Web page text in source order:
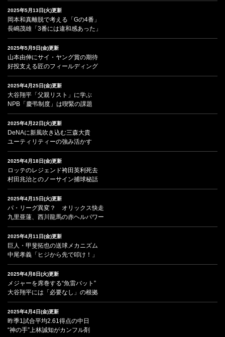
2025年5月13日(火)更新
岡本和真離脱で考える「Gの4番」
長嶋茂雄「3番には違和感あった」
2025年5月9日(金)更新
山本由伸にサイ・ヤング賞の期待
好投支える匠のフィールディング
2025年4月25日(金)更新
大谷翔平「父親リスト」に学ぶ
NPB「慶弔制度」は喫緊の課題
2025年4月22日(火)更新
DeNAに新風吹き込む三森大貴
ユーティリティーの強み活かす
2025年4月18日(金)更新
ロッテのレジェンド袴田英利死去
村田兆治とのノーサイン捕球秘話
2025年4月15日(火)更新
パ・リーグ異変？ オリックス快走
九里亜蓮、西川龍馬の赤ヘルパワー
2025年4月11日(金)更新
巨人・甲斐拓也の送球メカニズム
中尾孝義「ヒジから先で叩け！」
2025年4月8日(火)更新
メジャーを席巻する“魚雷バット”
大谷翔平には「必要なし」の根拠
2025年4月4日(金)更新
昨季1試合平均2.61得点の中日
“神の手”上林誠知がカンフル剤